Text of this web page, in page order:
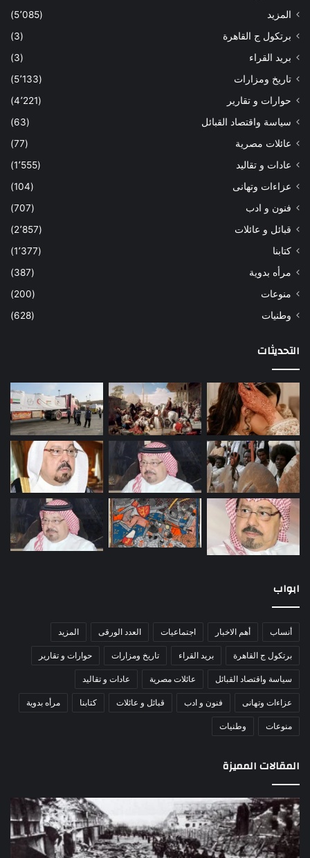
المزيد
(5٬085)
برتكول ج القاهرة
(3)
بريد القراء
(3)
تاريخ ومزارات
(5٬133)
حوارات و تقارير
(4٬221)
سياسة واقتصاد القبائل
(63)
عائلات مصرية
(77)
عادات و تقاليد
(1٬555)
عزاءات وتهانى
(104)
فنون و ادب
(707)
قبائل و عائلات
(2٬857)
كتابنا
(1٬377)
مرأه بدوية
(387)
منوعات
(200)
وطنيات
(628)
التحديثات
ابواب
أنساب أهم الاخبار اجتماعيات العدد الورقى المزيد
برتكول ج القاهرة بريد القراء تاريخ ومزارات حوارات و تقارير
سياسة واقتصاد القبائل عائلات مصرية عادات و تقاليد
عزاءات وتهانى فنون و ادب قبائل و عائلات كتابنا مرأه بدوية
منوعات وطنيات
المقالات المميزة
اللواء
دكتور
راضي
عبدالمعطي